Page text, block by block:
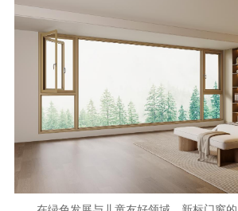
加盟合作
品牌资讯